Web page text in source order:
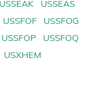
USSEAK
USSEAS
USSFOF
USSFOG
USSFOP
USSFOQ
USXHEM